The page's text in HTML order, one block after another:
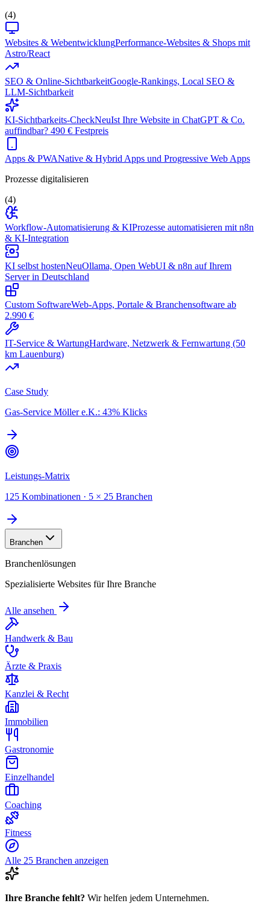
(4)
Websites & WebentwicklungPerformance-Websites & Shops mit
Astro/React
SEO & Online-SichtbarkeitGoogle-Rankings, Local SEO &
LLM-Sichtbarkeit
KI-Sichtbarkeits-CheckNeuIst Ihre Website in ChatGPT & Co.
auffindbar? 490 € Festpreis
Apps & PWANative & Hybrid Apps und Progressive Web Apps
Prozesse digitalisieren
(4)
Workflow-Automatisierung & KIProzesse automatisieren mit n8n
& KI-Integration
KI selbst hostenNeuOllama, Open WebUI & n8n auf Ihrem
Server in Deutschland
Custom SoftwareWeb-Apps, Portale & Branchensoftware ab
2.990 €
IT-Service & WartungHardware, Netzwerk & Fernwartung (50
km Lauenburg)
Case Study
Gas-Service Möller e.K.: 43% Klicks
Leistungs-Matrix
125 Kombinationen · 5 × 25 Branchen
Branchen
Branchenlösungen
Spezialisierte Websites für Ihre Branche
Alle ansehen
Handwerk & Bau
Ärzte & Praxis
Kanzlei & Recht
Immobilien
Gastronomie
Einzelhandel
Coaching
Fitness
Alle 25 Branchen anzeigen
Ihre Branche fehlt? Wir helfen jedem Unternehmen.